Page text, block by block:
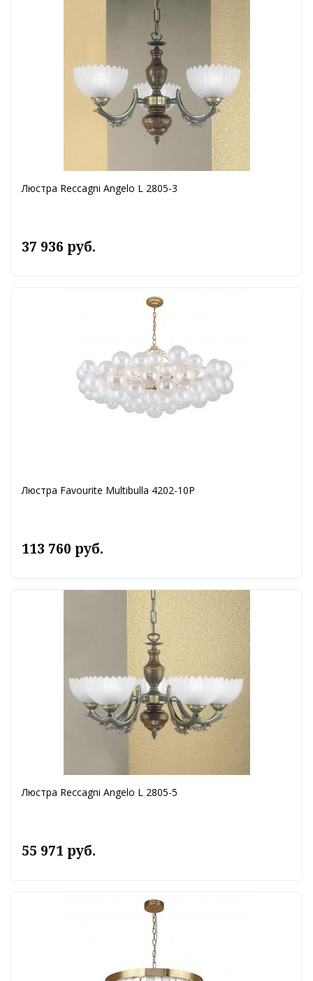
Люстра Reccagni Angelo L 2805-3
37 936 руб.
Люстра Favourite Multibulla 4202-10P
113 760 руб.
Люстра Reccagni Angelo L 2805-5
55 971 руб.